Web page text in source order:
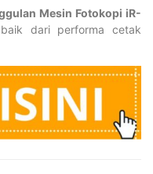
Mesin Fotokopi iR-
dari performa cetak